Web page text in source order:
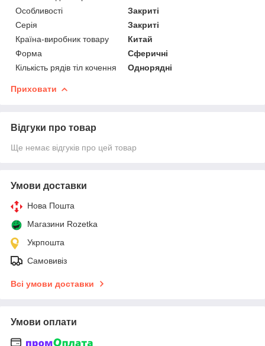
Особливості
Закриті
Серія
Закриті
Країна-виробник товару
Китай
Форма
Сферичні
Кількість рядів тіл кочення
Однорядні
Приховати
Відгуки про товар
Ще немає відгуків про цей товар
Умови доставки
Нова Пошта
Магазини Rozetka
Укрпошта
Самовивіз
Всі умови доставки
Умови оплати